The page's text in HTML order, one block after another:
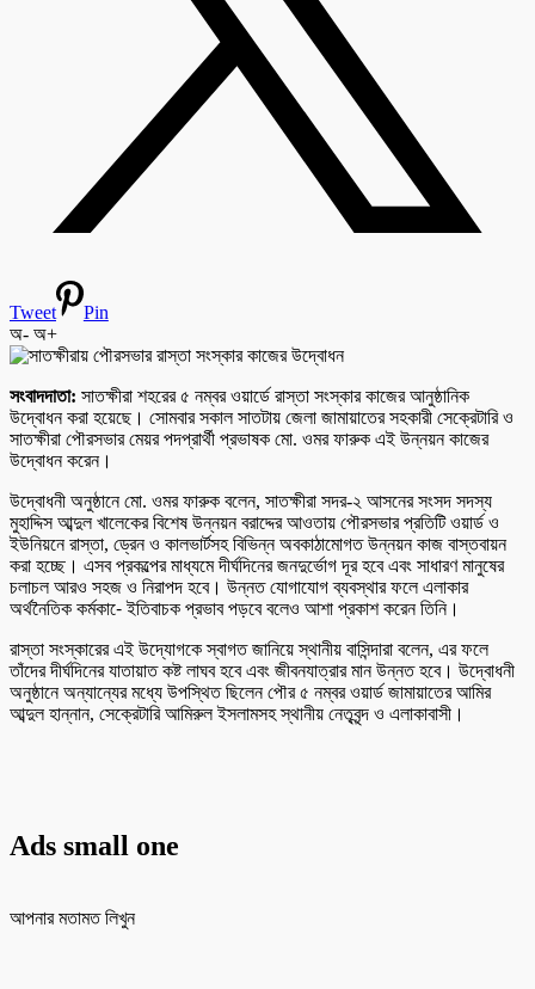
Tweet
Pin
অ- অ+
সংবাদদাতা: সাতক্ষীরা শহরের ৫ নম্বর ওয়ার্ডে রাস্তা সংস্কার কাজের আনুষ্ঠানিক
উদ্বোধন করা হয়েছে। সোমবার সকাল সাতটায় জেলা জামায়াতের সহকারী সেক্রেটারি ও
সাতক্ষীরা পৌরসভার মেয়র পদপ্রার্থী প্রভাষক মো. ওমর ফারুক এই উন্নয়ন কাজের
উদ্বোধন করেন।
উদ্বোধনী অনুষ্ঠানে মো. ওমর ফারুক বলেন, সাতক্ষীরা সদর-২ আসনের সংসদ সদস্য
মুহাদ্দিস আব্দুল খালেকের বিশেষ উন্নয়ন বরাদ্দের আওতায় পৌরসভার প্রতিটি ওয়ার্ড ও
ইউনিয়নে রাস্তা, ড্রেন ও কালভার্টসহ বিভিন্ন অবকাঠামোগত উন্নয়ন কাজ বাস্তবায়ন
করা হচ্ছে। এসব প্রকল্পের মাধ্যমে দীর্ঘদিনের জনদুর্ভোগ দূর হবে এবং সাধারণ মানুষের
চলাচল আরও সহজ ও নিরাপদ হবে। উন্নত যোগাযোগ ব্যবস্থার ফলে এলাকার
অর্থনৈতিক কর্মকা-ে ইতিবাচক প্রভাব পড়বে বলেও আশা প্রকাশ করেন তিনি।
রাস্তা সংস্কারের এই উদ্যোগকে স্বাগত জানিয়ে স্থানীয় বাসিন্দারা বলেন, এর ফলে
তাঁদের দীর্ঘদিনের যাতায়াত কষ্ট লাঘব হবে এবং জীবনযাত্রার মান উন্নত হবে। উদ্বোধনী
অনুষ্ঠানে অন্যান্যের মধ্যে উপস্থিত ছিলেন পৌর ৫ নম্বর ওয়ার্ড জামায়াতের আমির
আব্দুল হান্নান, সেক্রেটারি আমিরুল ইসলামসহ স্থানীয় নেতৃবৃন্দ ও এলাকাবাসী।
Ads small one
আপনার মতামত লিখুন